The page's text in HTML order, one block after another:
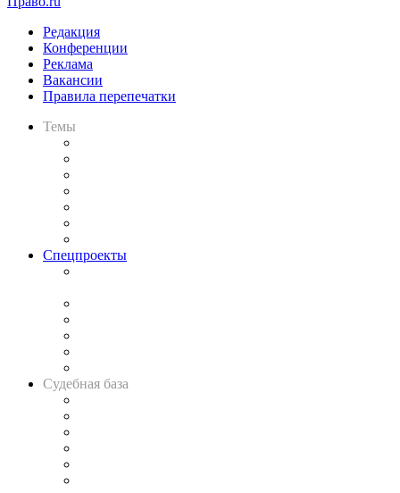
Редакция
Конференции
Реклама
Вакансии
Правила перепечатки
Темы
Спецпроекты
Судебная база